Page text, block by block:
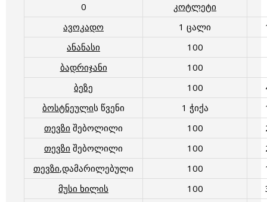
0
კოტლეტი
ავოკადო
1 ცალი
ანანასი
100
ბადრიჯანი
100
ბეზე
100
ბოსტნეულის წვენი 1 ჭიქა
თევზი შებოლილი 100
თევზი შებოლილი 100
თევზი,დამარილებული 100
მუსი ხილის
100